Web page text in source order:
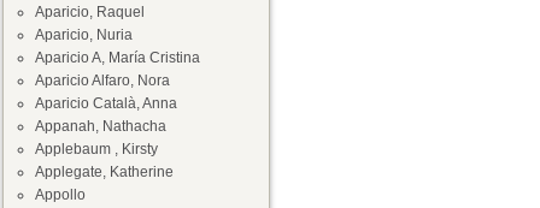
Aparicio, Raquel
Aparicio, Nuria
Aparicio A, María Cristina
Aparicio Alfaro, Nora
Aparicio Català, Anna
Appanah, Nathacha
Applebaum , Kirsty
Applegate, Katherine
Appollo